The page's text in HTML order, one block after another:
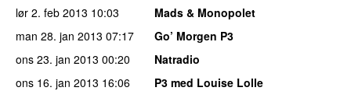
lør 2. feb 2013 10:03
Mads & Monopolet
man 28. jan 2013 07:17
Go’ Morgen P3
ons 23. jan 2013 00:20
Natradio
ons 16. jan 2013 16:06
P3 med Louise Lolle